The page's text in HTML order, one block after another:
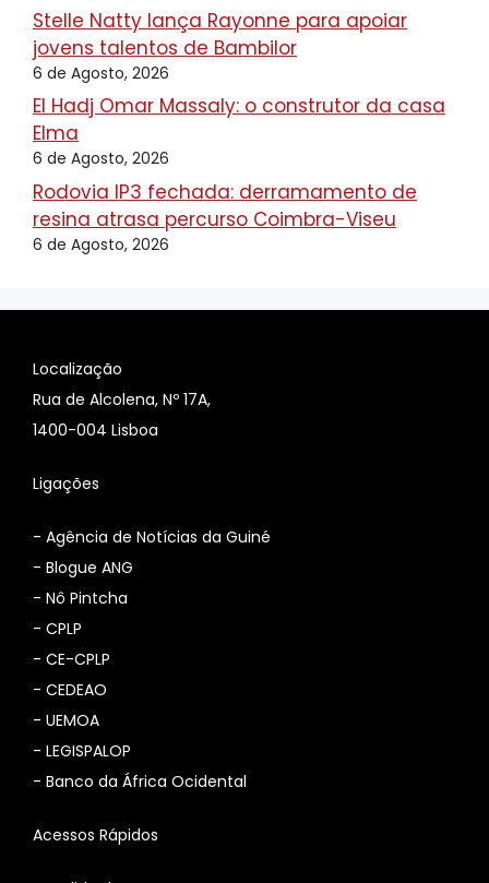
Stelle Natty lança Rayonne para apoiar
jovens talentos de Bambilor
6 de Agosto, 2026
El Hadj Omar Massaly: o construtor da casa
Elma
6 de Agosto, 2026
Rodovia IP3 fechada: derramamento de
resina atrasa percurso Coimbra-Viseu
6 de Agosto, 2026
Localização
Rua de Alcolena, Nº 17A,
1400-004 Lisboa
Ligações
- Agência de Notícias da Guiné
- Blogue ANG
- Nô Pintcha
- CPLP
- CE-CPLP
- CEDEAO
- UEMOA
- LEGISPALOP
- Banco da África Ocidental
Acessos Rápidos